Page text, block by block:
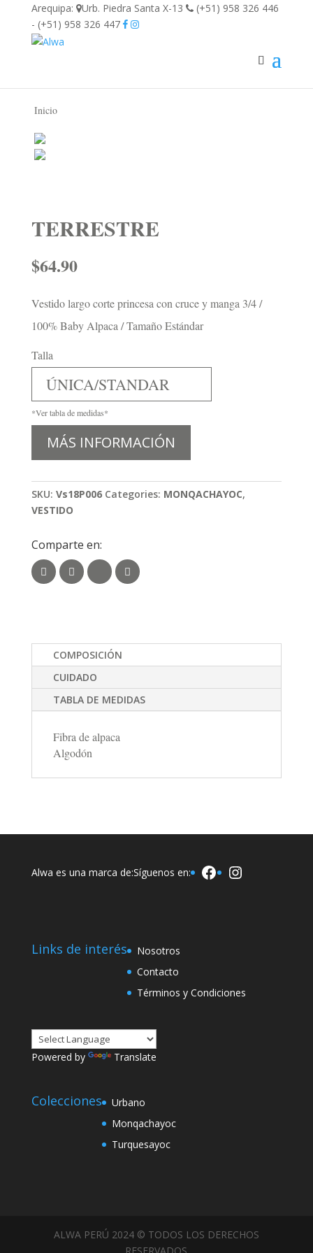
Arequipa: Urb. Piedra Santa X-13
(+51) 958 326 446
- (+51) 958 326 447
Inicio
TERRESTRE
$64.90
Vestido largo corte princesa con cruce y manga 3/4 /
100% Baby Alpaca / Tamaño Estándar
Talla
ÚNICA/STANDAR
*Ver tabla de medidas*
MÁS INFORMACIÓN
SKU: Vs18P006 Categories: MONQACHAYOC,
VESTIDO
Comparte en:
COMPOSICIÓN
CUIDADO
TABLA DE MEDIDAS
Fibra de alpaca
Algodón
Alwa es una marca de:Síguenos en: Facebook
Instagram
Links de interés
Nosotros
Contacto
Términos y Condiciones
Powered by Translate
Colecciones
Urbano
Monqachayoc
Turquesayoc
ALWA PERÚ 2024 © TODOS LOS DERECHOS